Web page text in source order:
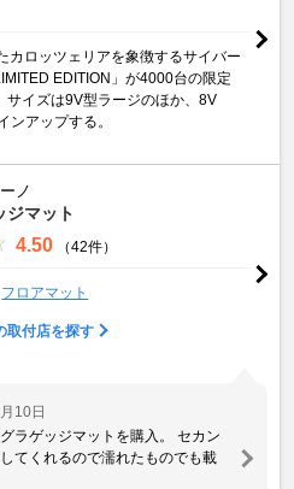
カロッツェリアを象徴するサイバー
EDITION」が4000台の限定
サイズは9V型ラージのほか、8V
ンアップする。
ノ
ジマット
4.50 （42件）
フロアマット
取付店を探す
10日
ラゲッジマットを購入。 セカン
てくれるので濡れたものでも載